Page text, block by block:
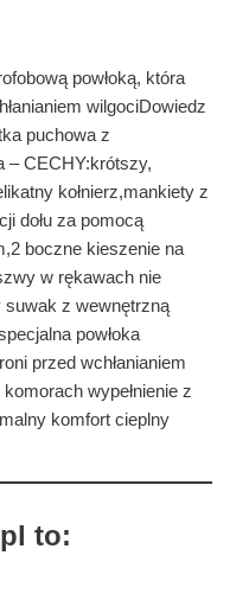
powłoką, która
wilgociDowiedz
puchowa z
– CECHY:krótszy,
kołnierz,mankiety z
dołu za pomocą
boczne kieszenie na
w rękawach nie
suwak z wewnętrzną
powłoka
przed wchłanianiem
wypełnienie z
komfort cieplny
to: